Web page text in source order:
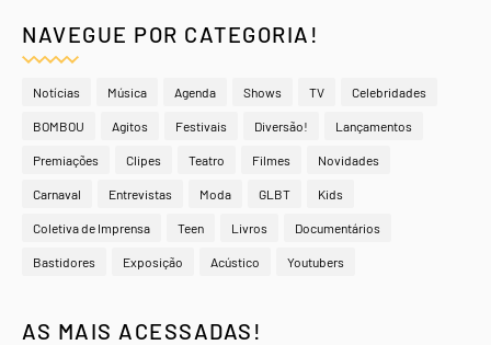
NAVEGUE POR CATEGORIA!
Notícias Música Agenda Shows TV Celebridades
BOMBOU Agitos Festivais Diversão! Lançamentos
Premiações Clipes Teatro Filmes Novidades
Carnaval Entrevistas Moda GLBT Kids
Coletiva de Imprensa Teen Livros Documentários
Bastidores Exposição Acústico Youtubers
AS MAIS ACESSADAS!